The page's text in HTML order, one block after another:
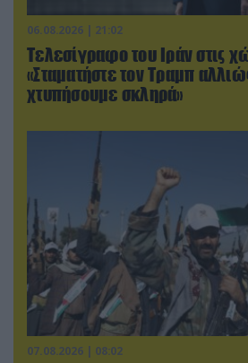
06.08.2026 | 21:02
Τελεσίγραφο του Ιράν στις
«Σταματήστε τον Τραμπ
χτυπήσουμε σκληρά»
07.08.2026 | 08:02